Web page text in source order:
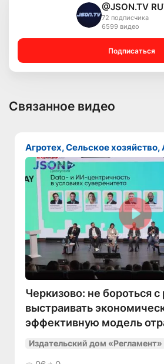
@JSON.TV
72 подписчика
6599 видео
Подписаться
Связанное видео
Агротех, Сельское
Смотреть видео
Черкизово: не бороться с
выстраивать
эффективную модель
Издательский дом «Регламент»